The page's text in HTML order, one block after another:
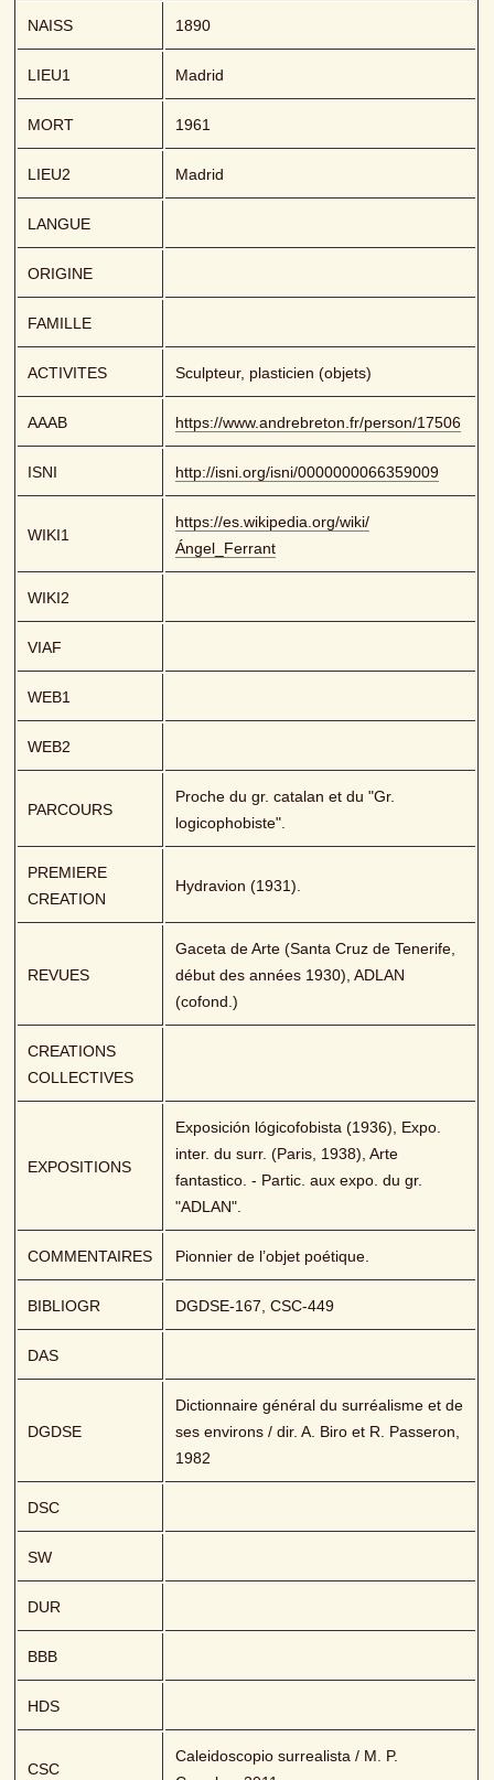
NAISS 1890
LIEU1 Madrid
MORT 1961
LIEU2 Madrid
LANGUE
ORIGINE
FAMILLE
ACTIVITES Sculpteur, plasticien (objets)
AAAB https://www.andrebreton.fr/person/17506
ISNI http://isni.org/isni/0000000066359009
WIKI1
https://es.wikipedia.org/wiki/
Ángel_Ferrant
WIKI2
VIAF
WEB1
WEB2
PARCOURS
Proche du gr. catalan et du "Gr.
logicophobiste".
PREMIERE
CREATION
Hydravion (1931).
REVUES
Gaceta de Arte (Santa Cruz de Tenerife,
début des années 1930), ADLAN
(cofond.)
CREATIONS
COLLECTIVES
EXPOSITIONS
Exposición lógicofobista (1936), Expo.
inter. du surr. (Paris, 1938), Arte
fantastico. - Partic. aux expo. du gr.
"ADLAN".
COMMENTAIRES Pionnier de l’objet poétique.
BIBLIOGR DGDSE-167, CSC-449
DAS
DGDSE
Dictionnaire général du surréalisme et de
ses environs / dir. A. Biro et R. Passeron,
1982
DSC
SW
DUR
BBB
HDS
CSC
Caleidoscopio surrealista / M. P.